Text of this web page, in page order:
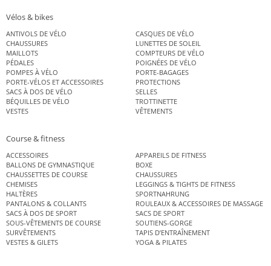
Vélos & bikes
ANTIVOLS DE VÉLO
CASQUES DE VÉLO
CHAUSSURES
LUNETTES DE SOLEIL
MAILLOTS
COMPTEURS DE VÉLO
PÉDALES
POIGNÉES DE VÉLO
POMPES À VÉLO
PORTE-BAGAGES
PORTE-VÉLOS ET ACCESSOIRES
PROTECTIONS
SACS À DOS DE VÉLO
SELLES
BÉQUILLES DE VÉLO
TROTTINETTE
VESTES
VÊTEMENTS
Course & fitness
ACCESSOIRES
APPAREILS DE FITNESS
BALLONS DE GYMNASTIQUE
BOXE
CHAUSSETTES DE COURSE
CHAUSSURES
CHEMISES
LEGGINGS & TIGHTS DE FITNESS
HALTÈRES
SPORTNAHRUNG
PANTALONS & COLLANTS
ROULEAUX & ACCESSOIRES DE MASSAGE
SACS À DOS DE SPORT
SACS DE SPORT
SOUS-VÊTEMENTS DE COURSE
SOUTIENS-GORGE
SURVÊTEMENTS
TAPIS D’ENTRAÎNEMENT
VESTES & GILETS
YOGA & PILATES